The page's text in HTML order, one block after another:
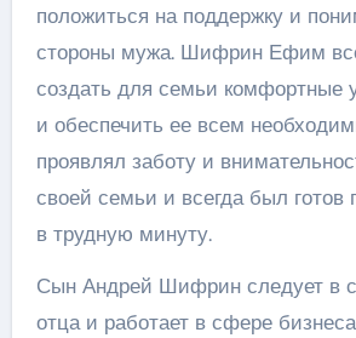
положиться на поддержку и
стороны мужа. Шифрин Ефим
создать для семьи комфортные
и обеспечить ее всем
проявлял заботу и
своей семьи и всегда был готов
в трудную минуту.
Сын Андрей Шифрин следует в
отца и работает в сфере